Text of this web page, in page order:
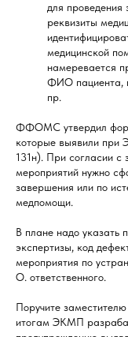
для проведения
реквизиты
медицинской
намеревается
ФИО пациента,
пр.
ФФОМС утвердил
которые выявили
131н). При согласии с
мероприятий нужно
завершения или по
медпомощи.
В плане надо указать
экспертизы, код
мероприятия по
О. ответственного.
Поручите
итогам ЭКМП